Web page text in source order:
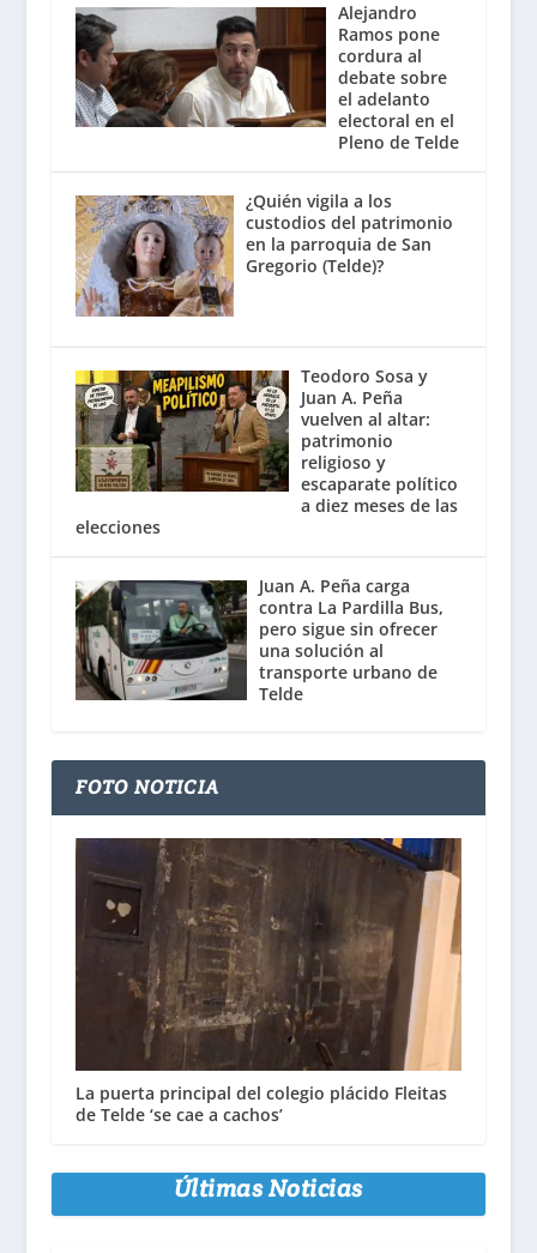
Alejandro
Ramos pone
cordura al
debate sobre
el adelanto
electoral en el
Pleno de Telde
¿Quién vigila a los
custodios del patrimonio
en la parroquia de San
Gregorio (Telde)?
Teodoro Sosa y
Juan A. Peña
vuelven al altar:
patrimonio
religioso y
escaparate político
a diez meses de las
elecciones
Juan A. Peña carga
contra La Pardilla Bus,
pero sigue sin ofrecer
una solución al
transporte urbano de
Telde
FOTO NOTICIA
La puerta principal del colegio plácido Fleitas
de Telde ‘se cae a cachos’
Últimas Noticias